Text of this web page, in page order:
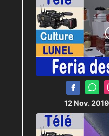
12 Nov. 2019